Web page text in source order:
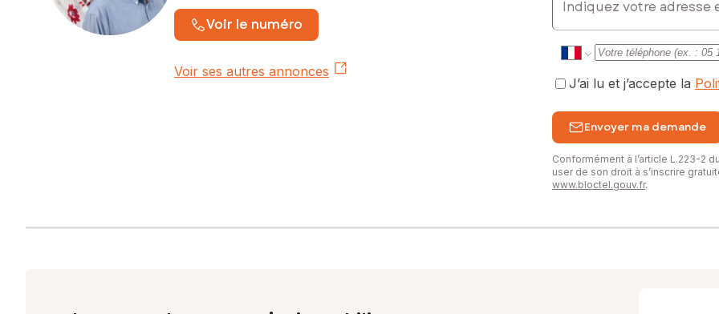
Voir le numéro
Voir ses autres annonces
J’ai lu et j’accepte la
Envoyer ma demande
Conformément à l’article L.223-2
user de son droit à s’inscrire
www.bloctel.gouv.fr.